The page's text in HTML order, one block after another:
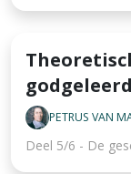
PETRUS VAN
Deel 5/6 - De